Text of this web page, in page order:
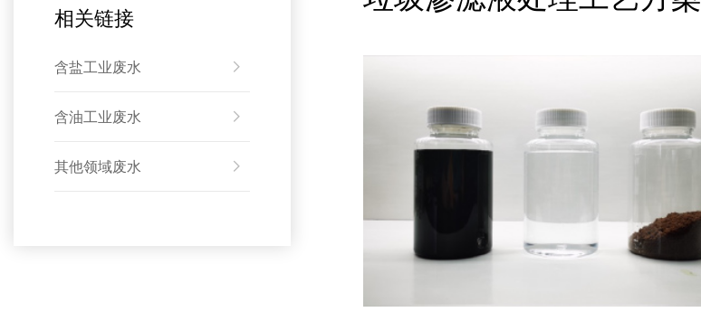
相关链接
含盐工业废水
含油工业废水
其他领域废水